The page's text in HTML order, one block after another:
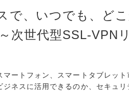
で、いつでも、ど
次世代型SSL-VPN
マートフォン、スマートタブレッ
ネスに活用できるのか、セキュ